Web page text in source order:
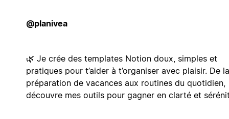
@planivea
🌿 Je crée des templates Notion doux, simples et
pratiques pour t’aider à t’organiser avec plaisir. De la
préparation de vacances aux routines du quotidien,
découvre mes outils pour gagner en clarté et